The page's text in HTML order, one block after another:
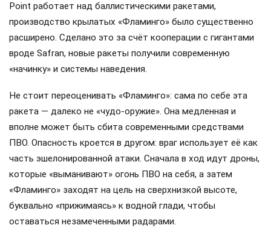
Point работает над баллистическими ракетами,
производство крылатых «Фламинго» было существенно
расширено. Сделано это за счёт кооперации с гигантами
вроде Safran, новые ракеты получили современную
«начинку» и системы наведения.
Не стоит переоценивать «Фламинго»: сама по себе эта
ракета — далеко не «чудо-оружие». Она медленная и
вполне может быть сбита современными средствами
ПВО. Опасность кроется в другом: враг использует её как
часть эшелонированной атаки. Сначала в ход идут дроны,
которые «выманивают» огонь ПВО на себя, а затем
«Фламинго» заходят на цель на сверхнизкой высоте,
буквально «прижимаясь» к водной глади, чтобы
оставаться незамеченными радарами.